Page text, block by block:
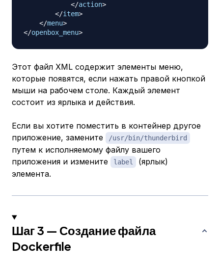
</action>
</item>
</menu>
</openbox_menu>
Этот файл XML содержит элементы меню,
которые появятся, если нажать правой кнопкой
мыши на рабочем столе. Каждый элемент
состоит из ярлыка и действия.
Если вы хотите поместить в контейнер другое
приложение, замените
/usr/bin/thunderbird
путем к исполняемому файлу вашего
приложения и измените
label
(ярлык)
элемента.
Шаг 3 — Создание файла
Dockerfile